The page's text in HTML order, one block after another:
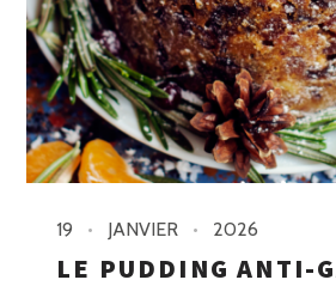
19 JANVIER 2026
LE PUDDING ANTI-